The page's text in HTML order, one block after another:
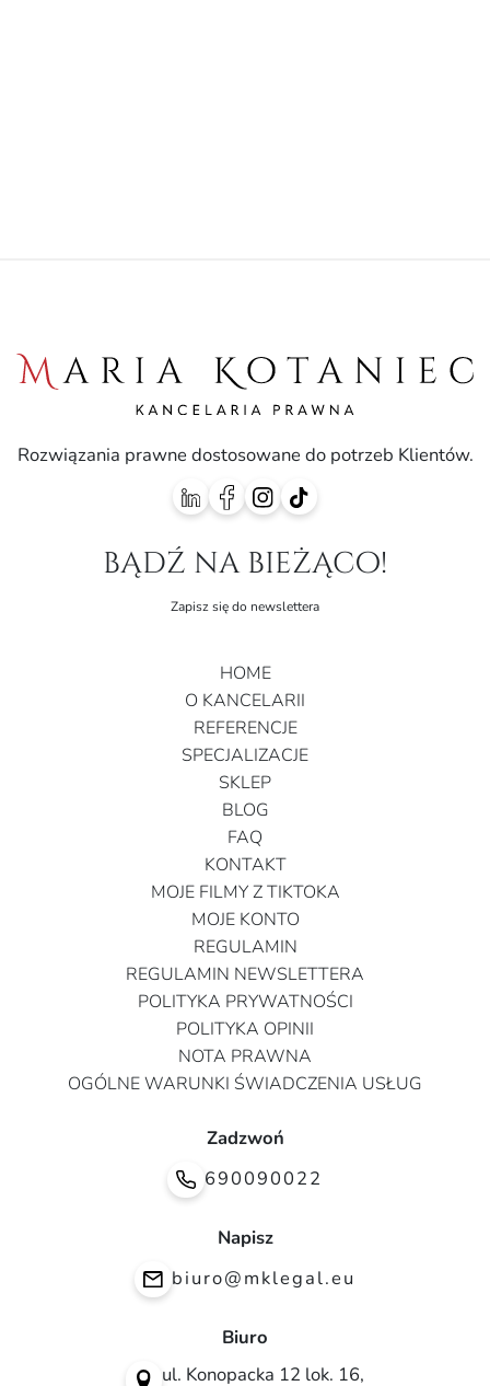
Rozwiązania prawne dostosowane do potrzeb Klientów.
bądź na bieżąco!
Zapisz się do newslettera
HOME
O KANCELARII
REFERENCJE
SPECJALIZACJE
SKLEP
BLOG
FAQ
KONTAKT
MOJE FILMY Z TIKTOKA
MOJE KONTO
REGULAMIN
REGULAMIN NEWSLETTERA
POLITYKA PRYWATNOŚCI
POLITYKA OPINII
NOTA PRAWNA
OGÓLNE WARUNKI ŚWIADCZENIA USŁUG
Zadzwoń
690090022
Napisz
biuro@mklegal.eu
Biuro
ul. Konopacka 12 lok. 16,